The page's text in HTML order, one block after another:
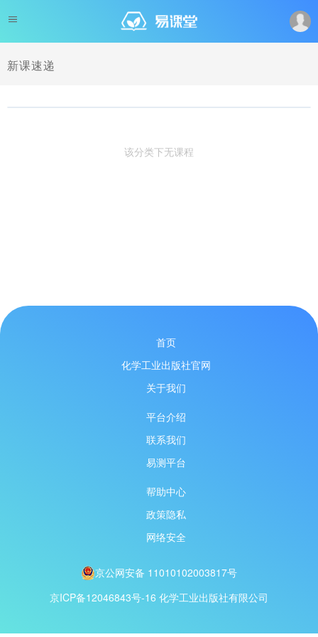
新课速递
该分类下无课程
首页
化学工业出版社官网
关于我们
平台介绍
联系我们
易测平台
帮助中心
政策隐私
网络安全
京公网安备 11010102003817号
京ICP备12046843号-16 化学工业出版社有限公司